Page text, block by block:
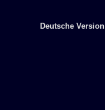
Deutsche